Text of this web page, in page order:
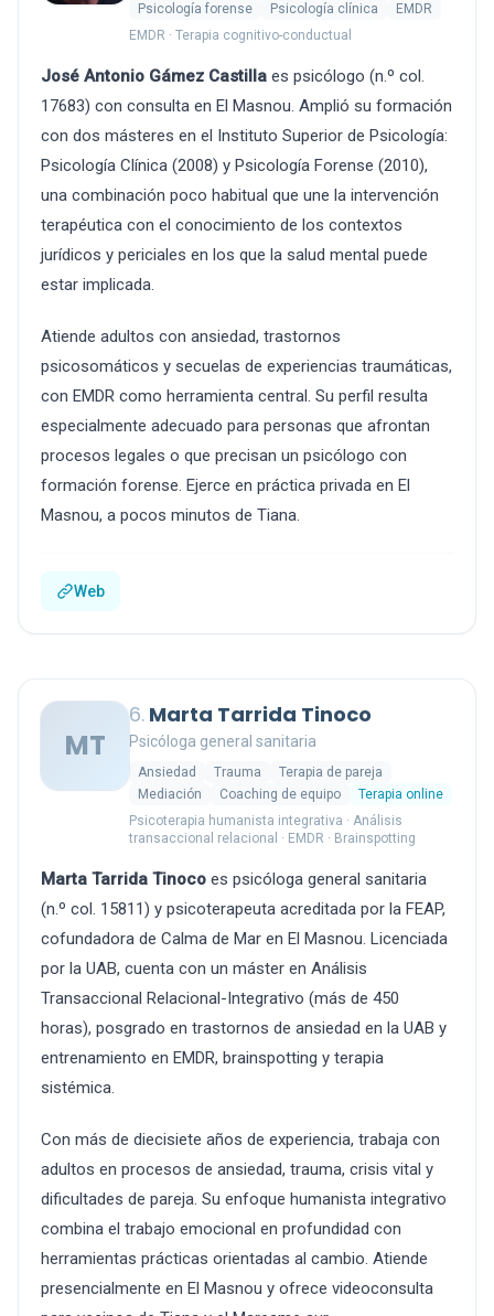
Psicología forense
Psicología clínica
EMDR
EMDR · Terapia cognitivo-conductual
José Antonio Gámez Castilla es psicólogo (n.º col.
17683) con consulta en El Masnou. Amplió su formación
con dos másteres en el Instituto Superior de Psicología:
Psicología Clínica (2008) y Psicología Forense (2010),
una combinación poco habitual que une la intervención
terapéutica con el conocimiento de los contextos
jurídicos y periciales en los que la salud mental puede
estar implicada.
Atiende adultos con ansiedad, trastornos
psicosomáticos y secuelas de experiencias traumáticas,
con EMDR como herramienta central. Su perfil resulta
especialmente adecuado para personas que afrontan
procesos legales o que precisan un psicólogo con
formación forense. Ejerce en práctica privada en El
Masnou, a pocos minutos de Tiana.
Web
MT
6. Marta Tarrida Tinoco
Psicóloga general sanitaria
Ansiedad Trauma
Terapia de pareja
Mediación
Coaching de equipo
Terapia online
Psicoterapia humanista integrativa · Análisis
transaccional relacional · EMDR · Brainspotting
Marta Tarrida Tinoco es psicóloga general sanitaria
(n.º col. 15811) y psicoterapeuta acreditada por la FEAP,
cofundadora de Calma de Mar en El Masnou. Licenciada
por la UAB, cuenta con un máster en Análisis
Transaccional Relacional-Integrativo (más de 450
horas), posgrado en trastornos de ansiedad en la UAB y
entrenamiento en EMDR, brainspotting y terapia
sistémica.
Con más de diecisiete años de experiencia, trabaja con
adultos en procesos de ansiedad, trauma, crisis vital y
dificultades de pareja. Su enfoque humanista integrativo
combina el trabajo emocional en profundidad con
herramientas prácticas orientadas al cambio. Atiende
presencialmente en El Masnou y ofrece videoconsulta